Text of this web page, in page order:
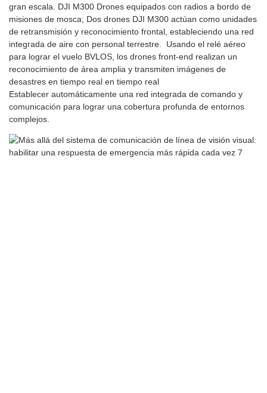
gran escala. DJI M300 Drones equipados con radios a bordo de
misiones de mosca; Dos drones DJI M300 actúan como unidades
de retransmisión y reconocimiento frontal, estableciendo una red
integrada de aire con personal terrestre. Usando el relé aéreo
para lograr el vuelo BVLOS, los drones front-end realizan un
reconocimiento de área amplia y transmiten imágenes de
desastres en tiempo real en tiempo real
Establecer automáticamente una red integrada de comando y
comunicación para lograr una cobertura profunda de entornos
complejos.